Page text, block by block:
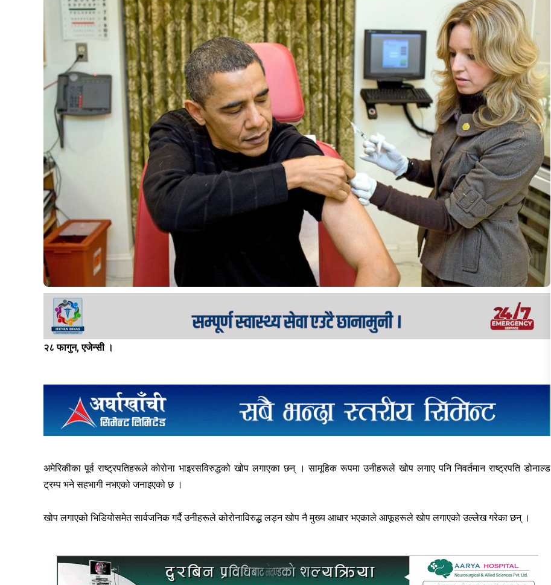
२८ फागुन, एजेन्सी ।
अमेरिकीका पूर्व राष्ट्रपतिहरूले कोरोना भाइरसविरुद्धको खोप लगाएका छन् । सामूहिक रूपमा उनीहरूले खोप लगाए पनि निवर्तमान राष्ट्रपति डोनाल्ड
ट्रम्प भने सहभागी नभएको जनाइएको छ ।
खोप लगाएको भिडियोसमेत सार्वजनिक गर्दै उनीहरूले कोरोनाविरुद्ध लड्न खोप नै मुख्य आधार भएकाले आफूहरूले खोप लगाएको उल्लेख गरेका छन् ।